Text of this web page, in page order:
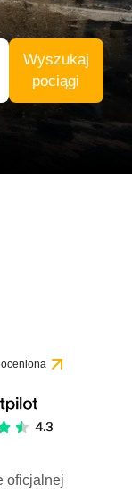
Wyszukaj
pociągi
oficjalnej